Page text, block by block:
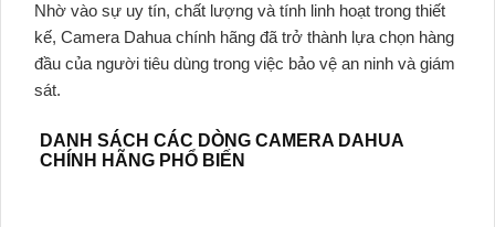
Nhờ vào sự uy tín, chất lượng và tính linh hoạt trong thiết
kế, Camera Dahua chính hãng đã trở thành lựa chọn hàng
đầu của người tiêu dùng trong việc bảo vệ an ninh và giám
sát.
DANH SÁCH CÁC DÒNG CAMERA DAHUA
CHÍNH HÃNG PHỔ BIẾN